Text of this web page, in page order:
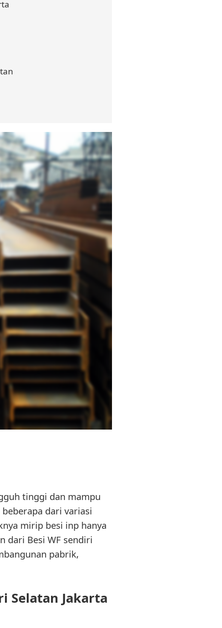
tinggi dan mampu
dari variasi
mirip besi inp hanya
dari Besi WF sendiri
pabrik,
Selatan Jakarta